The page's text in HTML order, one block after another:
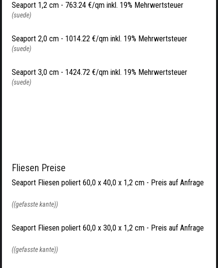
Seaport 1,2 cm - 763.24 €/qm inkl. 19% Mehrwertsteuer
(suede)
Seaport 2,0 cm - 1014.22 €/qm inkl. 19% Mehrwertsteuer
(suede)
Seaport 3,0 cm - 1424.72 €/qm inkl. 19% Mehrwertsteuer
(suede)
Fliesen Preise
Seaport Fliesen poliert 60,0 x 40,0 x 1,2 cm - Preis auf Anfrage
((gefasste kante))
Seaport Fliesen poliert 60,0 x 30,0 x 1,2 cm - Preis auf Anfrage
((gefasste kante))